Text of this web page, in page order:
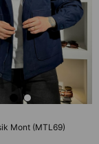
Mont (MTL69)